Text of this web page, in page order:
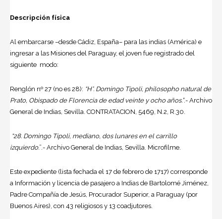
Descripción física
Al embarcarse –desde Cádiz, España– para las indias (América) e
ingresar a las Misiones del Paraguay, el joven fue registrado del
siguiente modo:
Renglón nº 27 (no es 28): “H°. Domingo Tipoli, philosopho natural de
Prato, Obispado de Florencia de edad veinte y ocho años.”.- Archivo
General de Indias, Sevilla. CONTRATACION, 5469, N.2, R.30.
“28. Domingo Tipoli, mediano, dos lunares en el carrillo
izquierdo.”.- Archivo General de Indias, Sevilla. Microfilme.
Este expediente (lista fechada el 17 de febrero de 1717) corresponde
a Información y licencia de pasajero a Indias de Bartolomé Jiménez,
Padre Compañía de Jesús, Procurador Superior, a Paraguay (por
Buenos Aires), con 43 religiosos y 13 coadjutores.